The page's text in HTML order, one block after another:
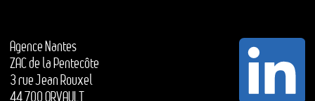
Agence Nantes
ZAC de la Pentecôte
3 rue Jean Rouxel
44 700 ORVAULT